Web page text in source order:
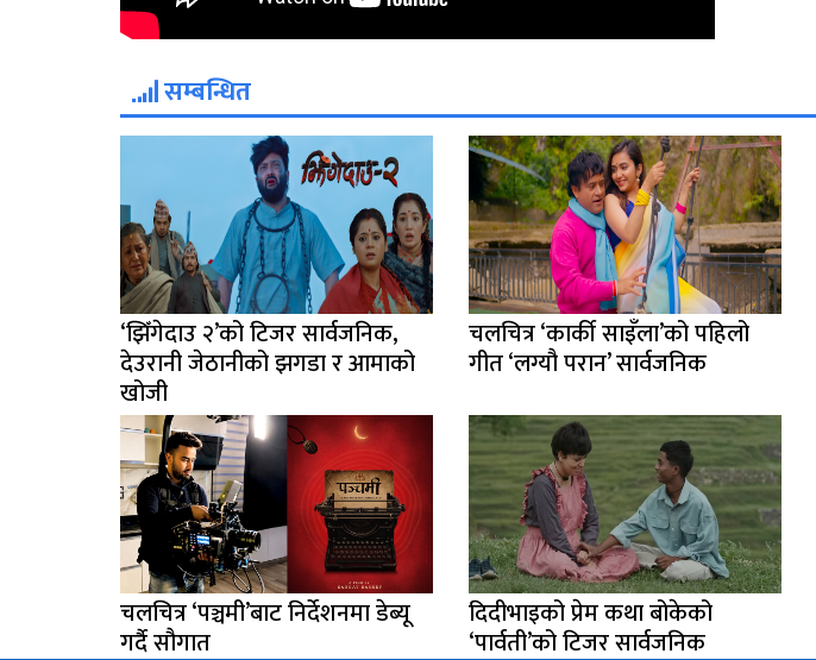
सम्बन्धित
‘झिँगेदाउ २’को टिजर सार्वजनिक,
देउरानी जेठानीको झगडा र आमाको
खोजी
चलचित्र ‘कार्की साइँला’को पहिलो
गीत ‘लग्यौ परान’ सार्वजनिक
चलचित्र ‘पञ्चमी’बाट निर्देशनमा डेब्यू
गर्दै सौगात
दिदीभाइको प्रेम कथा बोकेको
‘पार्वती’को टिजर सार्वजनिक